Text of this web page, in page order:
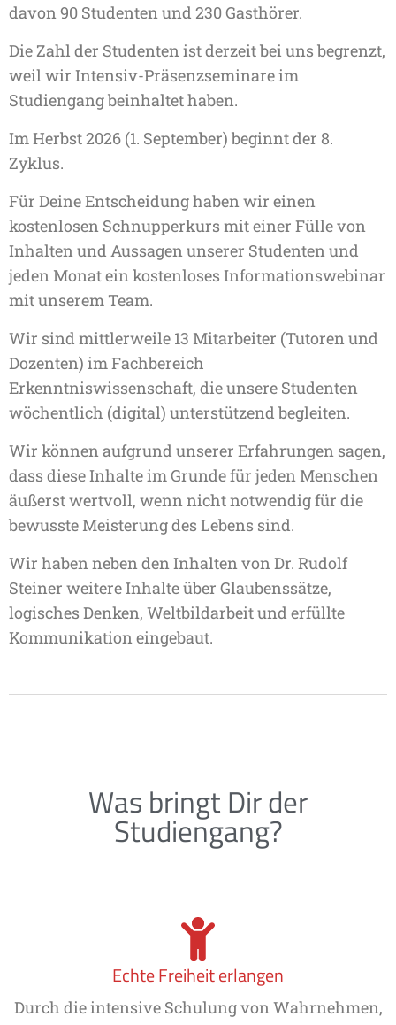
davon 90 Studenten und 230 Gasthörer.
Die Zahl der Studenten ist derzeit bei uns begrenzt,
weil wir Intensiv-Präsenzseminare im
Studiengang beinhaltet haben.
Im Herbst 2026 (1. September) beginnt der 8.
Zyklus.
Für Deine Entscheidung haben wir einen
kostenlosen Schnupperkurs mit einer Fülle von
Inhalten und Aussagen unserer Studenten und
jeden Monat ein kostenloses Informationswebinar
mit unserem Team.
Wir sind mittlerweile 13 Mitarbeiter (Tutoren und
Dozenten) im Fachbereich
Erkenntniswissenschaft, die unsere Studenten
wöchentlich (digital) unterstützend begleiten.
Wir können aufgrund unserer Erfahrungen sagen,
dass diese Inhalte im Grunde für jeden Menschen
äußerst wertvoll, wenn nicht notwendig für die
bewusste Meisterung des Lebens sind.
Wir haben neben den Inhalten von Dr. Rudolf
Steiner weitere Inhalte über Glaubenssätze,
logisches Denken, Weltbildarbeit und erfüllte
Kommunikation eingebaut.
Was bringt Dir der
Studiengang?
Echte Freiheit erlangen
Durch die intensive Schulung von Wahrnehmen,